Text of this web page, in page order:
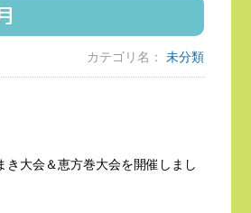
カテゴリ名： 未分類
き大会＆恵方巻大会を開催しまし